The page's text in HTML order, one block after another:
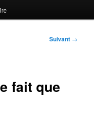
Suivant →
fait que